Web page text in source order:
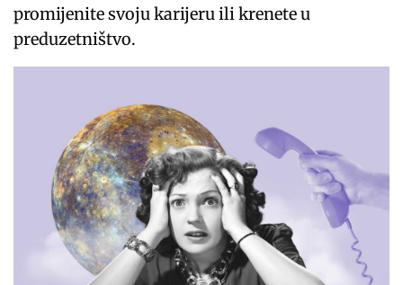
promijenite svoju karijeru ili krenete u
preduzetništvo.